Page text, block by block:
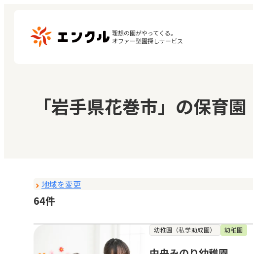
理想の園がやってくる。
オファー型園探しサービス
保育園・幼稚園を探す
地図から探す
閲覧履歴
お気に入り
「岩手県花巻市」の保育
地域を変更
64件
幼稚園（私学助成園） 幼稚園